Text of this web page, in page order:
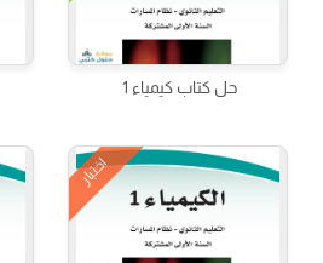
حل كتاب كيمياء 1
اختبار